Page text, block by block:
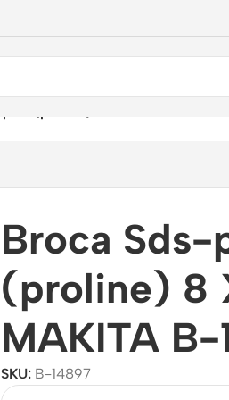
Broca Sds-
(proline) 8
MAKITA B-
SKU: B-14897